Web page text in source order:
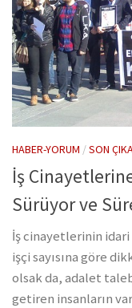
HABER-YORUM /SON
İş
Sürüyor ve
İş cinayetlerinin idari
işçi sayısına göre
olsak da, adalet
getiren insanların